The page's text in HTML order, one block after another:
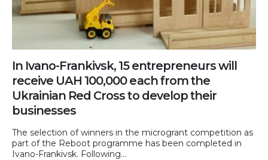
In Ivano-Frankivsk, 15 entrepreneurs will
receive UAH 100,000 each from the
Ukrainian Red Cross to develop their
businesses
The selection of winners in the microgrant competition as
part of the Reboot programme has been completed in
Ivano-Frankivsk. Following...